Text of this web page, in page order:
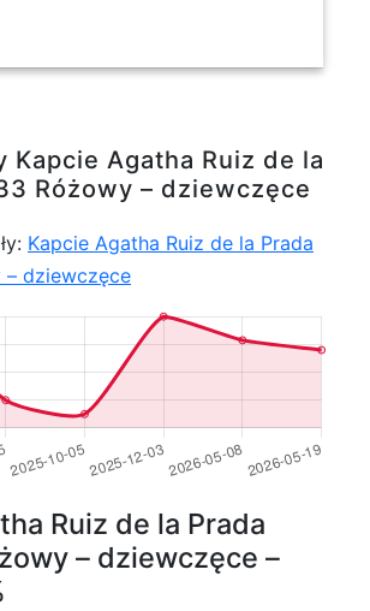
Kapcie Agatha Ruiz de la
Różowy – dziewczęce
Kapcie Agatha Ruiz de la Prada
dziewczęce
Ruiz de la Prada
– dziewczęce –